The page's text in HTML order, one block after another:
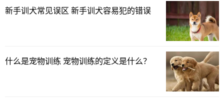
测试人员会记录‘孩子在有家长的情况下和陌生人的相处状
况’以及‘孩子在没有家长的情况下和陌生人的相处状况’
结果就非常有趣了，那些从小没有经历过家暴的孩子明显
更喜欢和家长在一起，且不论有没有家长都会和陌生人交
而那些经历过家暴的孩子会非常胆怯，他们更倾向于和陌
新手训犬常见误区 新手训犬容易犯的错误
什么是宠物训练 宠物训练的定义是什么？